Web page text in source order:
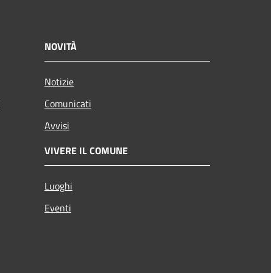
NOVITÀ
Notizie
Comunicati
Avvisi
VIVERE IL COMUNE
Luoghi
Eventi